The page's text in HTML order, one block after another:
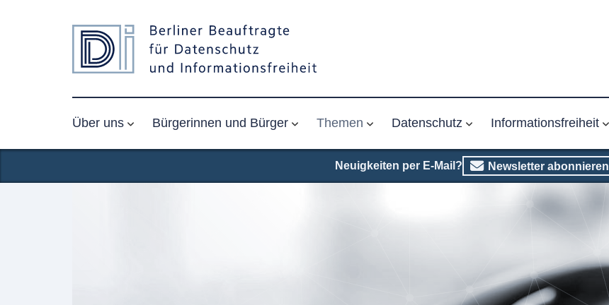
Über uns Bürgerinnen und Bürger Themen Datenschutz Informationsfreiheit
Neuigkeiten per E-Mail? Newsletter abonnieren